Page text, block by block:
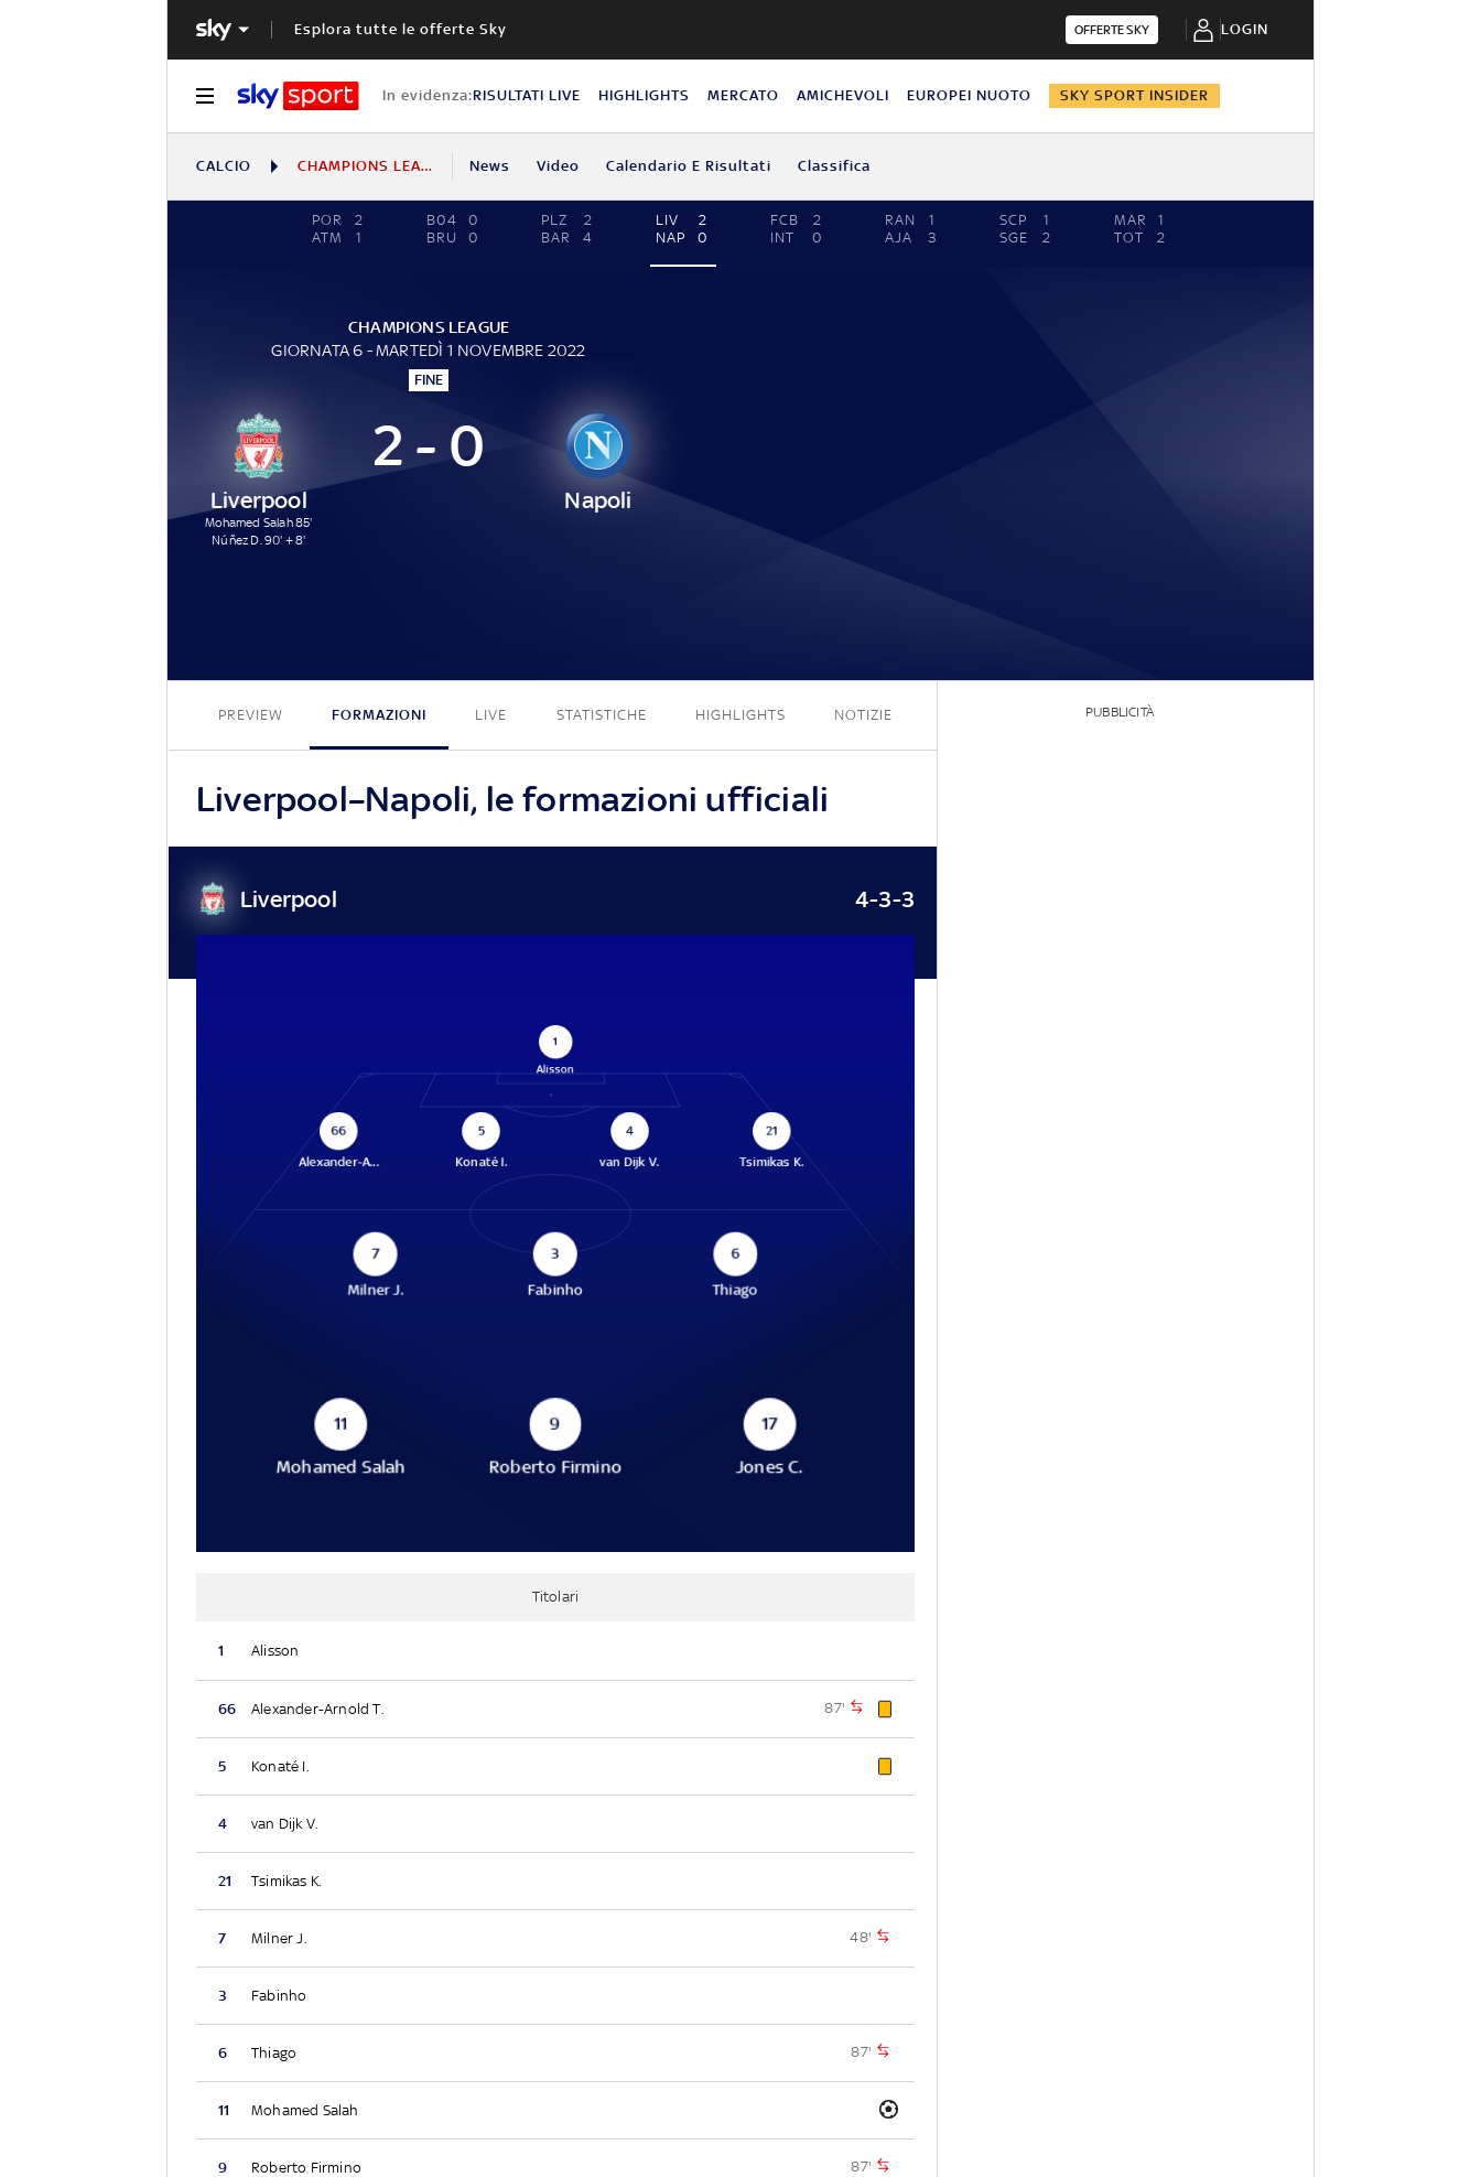
Esplora tutte le offerte Sky OFFERTE SKY LOGIN
In evidenza:RISULTATI LIVE HIGHLIGHTS MERCATO AMICHEVOLI EUROPEI NUOTO SKY SPORT INSIDER
CALCIO CHAMPIONS LEAGUE News Video Calendario E Risultati Classifica
POR
2
ATM
1
B04
0
BRU
0
PLZ
2
BAR
4
LIV
2
NAP
0
FCB
2
INT
0
RAN
1
AJA
3
SCP
1
SGE
2
MAR
1
TOT
2
CHAMPIONS LEAGUE
GIORNATA 6 - MARTEDÌ 1 NOVEMBRE 2022
FINE
Liverpool
Mohamed Salah 85'
Núñez D. 90' + 8'
2 - 0
Napoli
PREVIEW FORMAZIONI LIVE STATISTICHE HIGHLIGHTS NOTIZIE
Liverpool–Napoli, le formazioni ufficiali
Liverpool 4-3-3
1
Alisson
66
Alexander-A...
5
Konaté I.
4
van Dijk V.
21
Tsimikas K.
7
Milner J.
3
Fabinho
6
Thiago
11
Mohamed Salah
9
Roberto Firmino
17
Jones C.
Titolari
1 Alisson
66 Alexander-Arnold T. 87'
5 Konaté I.
4 van Dijk V.
21 Tsimikas K.
7 Milner J. 48'
3 Fabinho
6 Thiago 87'
11 Mohamed Salah
9 Roberto Firmino 87'
PUBBLICITÀ